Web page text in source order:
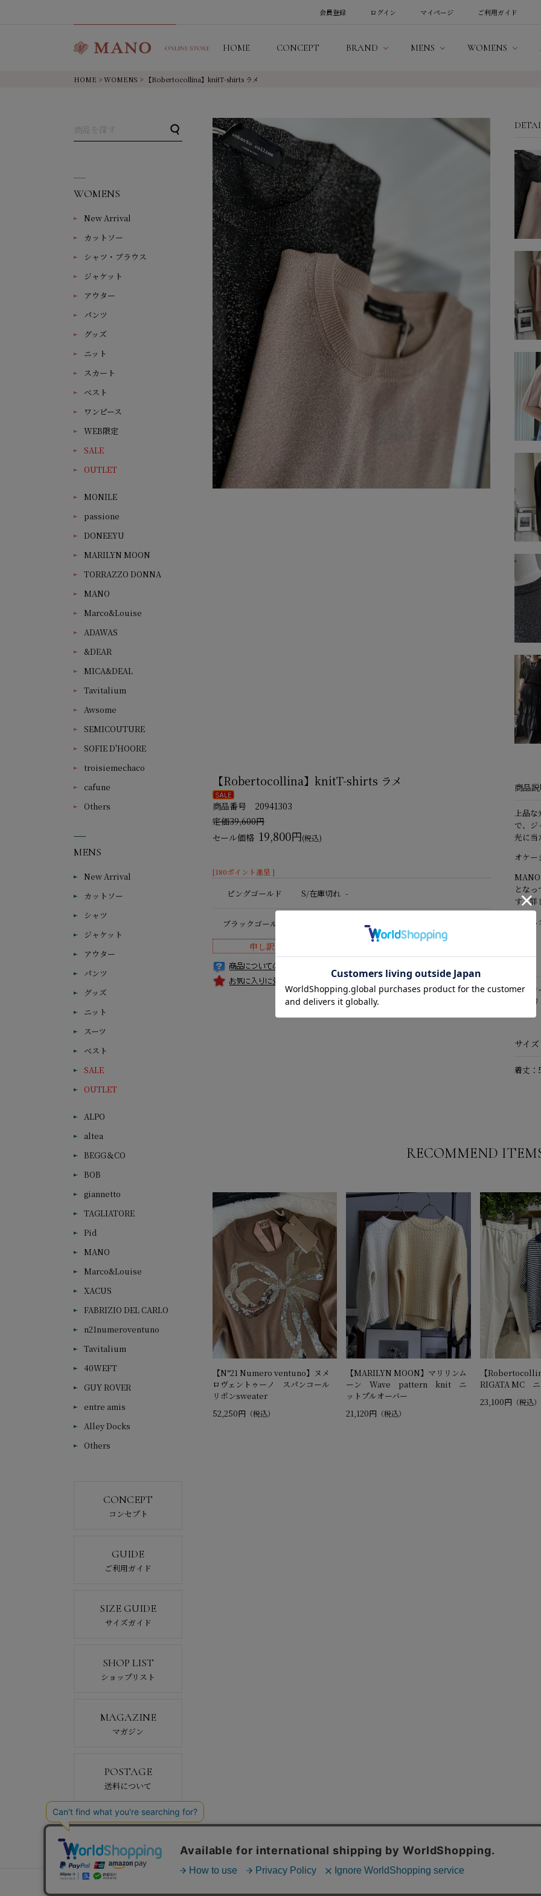
会員登録 ログイン マイページ ご利用ガイド
HOME CONCEPT BRAND MENS WOMENS
HOME >WOMENS > 【Robertocollina】knitT-shirts ラメ
WOMENS
New Arrival
カットソー
シャツ・ブラウス
ジャケット
アウター
パンツ
グッズ
ニット
スカート
ベスト
ワンピース
WEB限定
SALE
OUTLET
MONILE
passione
DONEEYU
MARILYN MOON
TORRAZZO DONNA
MANO
Marco&Louise
ADAWAS
&DEAR
MICA&DEAL
Tavitalium
Awsome
SEMICOUTURE
SOFIE D'HOORE
troisiemechaco
cafune
Others
MENS
New Arrival
カットソー
シャツ
ジャケット
アウター
パンツ
グッズ
ニット
スーツ
ベスト
SALE
OUTLET
ALPO
altea
BEGG＆CO
BOB
giannetto
TAGLIATORE
Pid
MANO
Marco&Louise
XACUS
FABRIZIO DEL CARLO
n21numeroventuno
Tavitalium
40WEFT
GUY ROVER
entre amis
Alley Docks
Others
CONCEPT
コンセプト
GUIDE
ご利用ガイド
SIZE GUIDE
サイズガイド
SHOP LIST
ショップリスト
MAGAZINE
マガジン
POSTAGE
送料について
商品
上品な
で、ジ
光に当
オケー
MANO
とな
す。詳
着用
ビス
イタ
サイ
着丈
【Robertocollina】knitT-shirts ラメ
商品番号 20941303
定価39,600円
セール価格 19,800円(税込)
[180ポイント進呈 ]
ピングゴールド S/在庫切れ -
ブラックゴールド
申し訳ございません。ただいま在庫がございません。
RECOMMEND
【N°21 Numero ventuno】ヌメ
ロヴェントゥーノ スパンコール
リボンsweater
52,250円 （税込）
【MARILYN MOON】マリリンム
ーン Wave pattern knit ニ
ットプルオーバー
21,120円 （税込）
【
RIGATA MC ニ
23,100円（税込）